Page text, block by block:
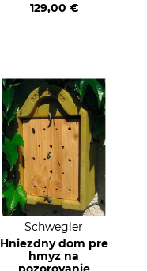
129,00 €
Schwegler
Hniezdny dom pre
hmyz na